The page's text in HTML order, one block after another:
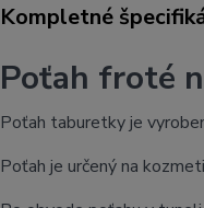
Kompletné
Poťah froté
Poťah taburetky je
Poťah je určený na